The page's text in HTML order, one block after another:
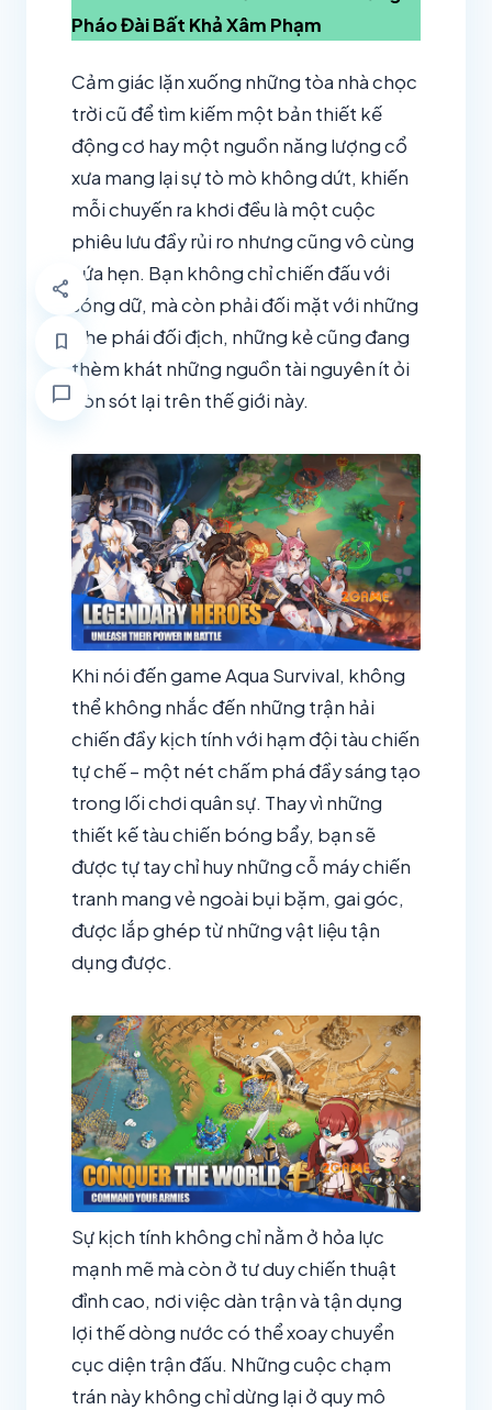
share
bookmark
chat_bubble
Pháo Đài Bất Khả Xâm Phạm
Cảm giác lặn xuống những tòa nhà chọc
trời cũ để tìm kiếm một bản thiết kế
động cơ hay một nguồn năng lượng cổ
xưa mang lại sự tò mò không dứt, khiến
mỗi chuyến ra khơi đều là một cuộc
phiêu lưu đầy rủi ro nhưng cũng vô cùng
hứa hẹn. Bạn không chỉ chiến đấu với
sóng dữ, mà còn phải đối mặt với những
phe phái đối địch, những kẻ cũng đang
thèm khát những nguồn tài nguyên ít ỏi
còn sót lại trên thế giới này.
Khi nói đến game Aqua Survival, không
thể không nhắc đến những trận hải
chiến đầy kịch tính với hạm đội tàu chiến
tự chế – một nét chấm phá đầy sáng tạo
trong lối chơi quân sự. Thay vì những
thiết kế tàu chiến bóng bẩy, bạn sẽ
được tự tay chỉ huy những cỗ máy chiến
tranh mang vẻ ngoài bụi bặm, gai góc,
được lắp ghép từ những vật liệu tận
dụng được.
Sự kịch tính không chỉ nằm ở hỏa lực
mạnh mẽ mà còn ở tư duy chiến thuật
đỉnh cao, nơi việc dàn trận và tận dụng
lợi thế dòng nước có thể xoay chuyển
cục diện trận đấu. Những cuộc chạm
trán này không chỉ dừng lại ở quy mô